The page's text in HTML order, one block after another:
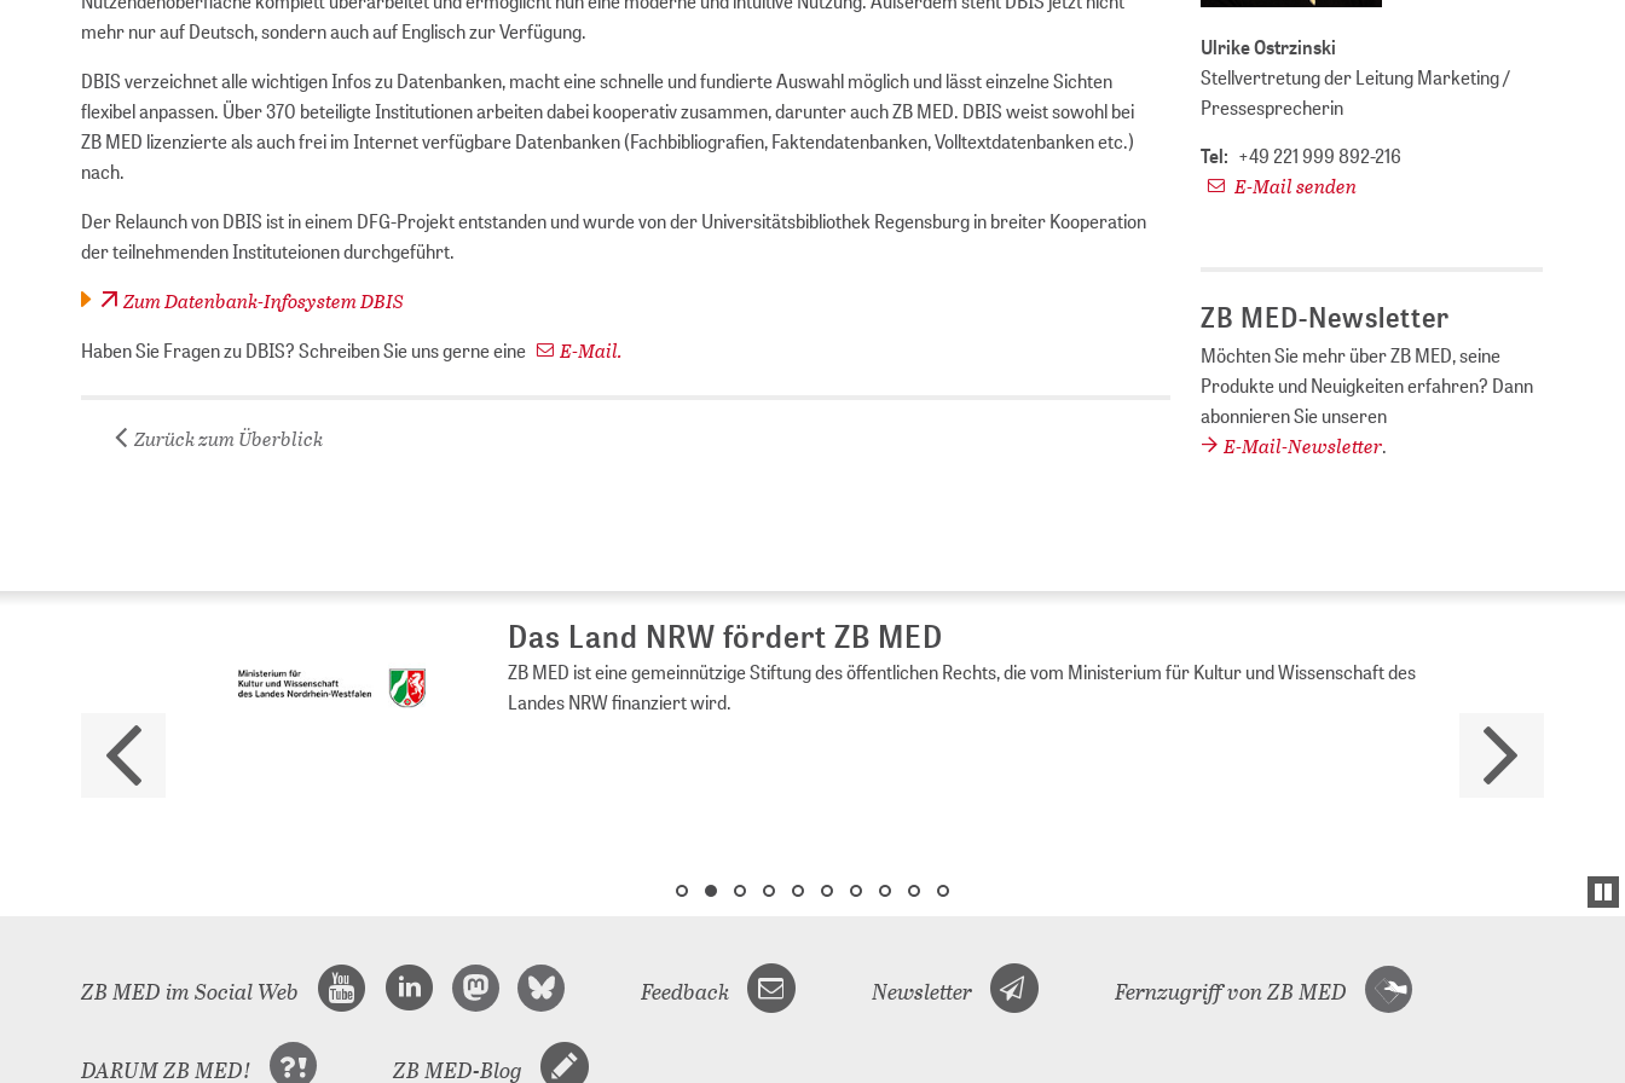
mehr nur auf Deutsch, sondern auch auf Englisch zur Verfügung.
DBIS verzeichnet alle wichtigen Infos zu Datenbanken, macht eine schnelle und fundierte Auswahl möglich und lässt einzelne Sichten
flexibel anpassen. Über 370 beteiligte Institutionen arbeiten dabei kooperativ zusammen, darunter auch ZB MED. DBIS weist sowohl bei
ZB MED lizenzierte als auch frei im Internet verfügbare Datenbanken (Fachbibliografien, Faktendatenbanken, Volltextdatenbanken etc.)
nach.
Der Relaunch von DBIS ist in einem DFG-Projekt entstanden und wurde von der Universitätsbibliothek Regensburg in breiter Kooperation
der teilnehmenden Instituteionen durchgeführt.
Zum Datenbank-Infosystem DBIS
Haben Sie Fragen zu DBIS? Schreiben Sie uns gerne eine E-Mail.
Zurück zum Überblick
Ulrike Ostrzinski
Stellvertretung der Leitung Marketing /
Pressesprecherin
Tel: +49 221 999 892-216
E-Mail senden
ZB MED-Newsletter
Möchten Sie mehr über ZB MED, seine
Produkte und Neuigkeiten erfahren? Dann
abonnieren Sie unseren
E-Mail-Newsletter.
Das Land NRW fördert ZB MED
ZB MED ist eine gemeinnützige Stiftung des öffentlichen Rechts, die vom Ministerium für Kultur und Wissenschaft des
Landes NRW finanziert wird.
ZB MED im Social Web Feedback Newsletter Fernzugriff von ZB MED
DARUM ZB MED! ZB MED-Blog